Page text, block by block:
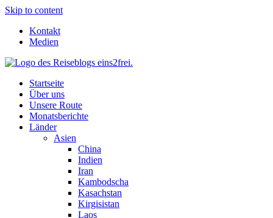
Skip to content
Kontakt
Medien
Startseite
Über uns
Unsere Route
Monatsberichte
Länder
Asien
China
Indien
Iran
Kambodscha
Kasachstan
Kirgisistan
Laos